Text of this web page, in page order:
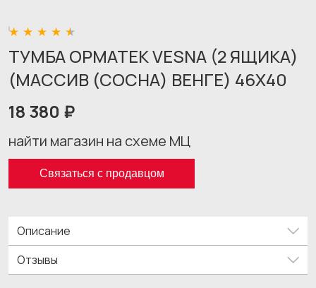
ТУМБА ОРМАТЕК VESNA (2 ЯЩИКА)
(МАССИВ (СОСНА) ВЕНГЕ) 46X40
18 380 ₽
найти магазин на схеме МЦ
Связаться с продавцом
Описание
Отзывы